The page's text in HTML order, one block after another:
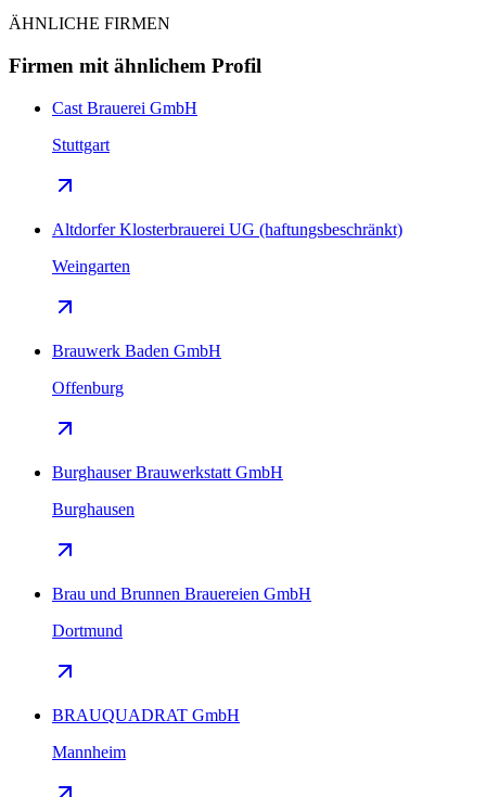
ÄHNLICHE FIRMEN
Firmen mit ähnlichem Profil
Cast Brauerei GmbH
Stuttgart
Altdorfer Klosterbrauerei UG (haftungsbeschränkt)
Weingarten
Brauwerk Baden GmbH
Offenburg
Burghauser Brauwerkstatt GmbH
Burghausen
Brau und Brunnen Brauereien GmbH
Dortmund
BRAUQUADRAT GmbH
Mannheim